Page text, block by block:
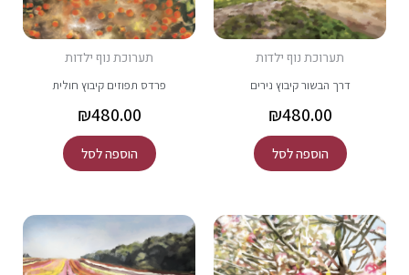
תערוכת נוף ילדות
דרך הבשור קיבוץ נירים
₪480.00
הוספה לסל
תערוכת נוף ילדות
פרדס תפוזים קיבוץ חולית
₪480.00
הוספה לסל